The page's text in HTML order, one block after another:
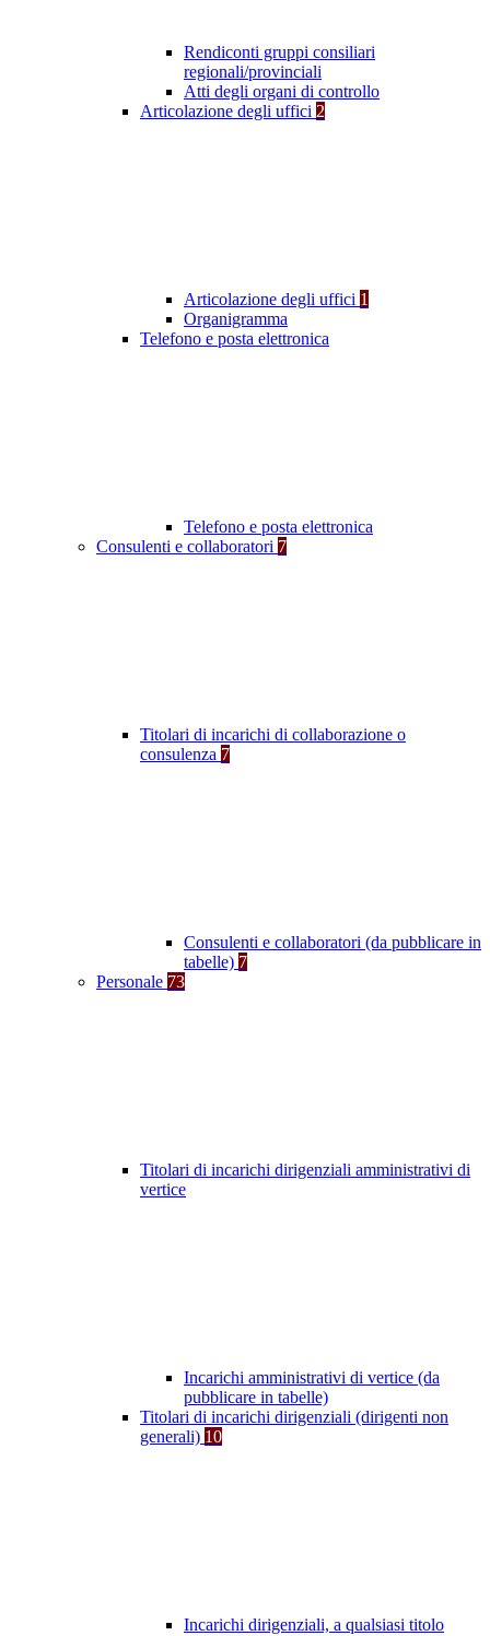
Rendiconti gruppi consiliari
regionali/provinciali
Atti degli organi di controllo
Articolazione degli uffici 2
Articolazione degli uffici 1
Organigramma
Telefono e posta elettronica
Telefono e posta elettronica
Consulenti e collaboratori 7
Titolari di incarichi di collaborazione o
consulenza 7
Consulenti e collaboratori (da pubblicare in
tabelle) 7
Personale 73
Titolari di incarichi dirigenziali amministrativi di
vertice
Incarichi amministrativi di vertice (da
pubblicare in tabelle)
Titolari di incarichi dirigenziali (dirigenti non
generali) 10
Incarichi dirigenziali, a qualsiasi titolo